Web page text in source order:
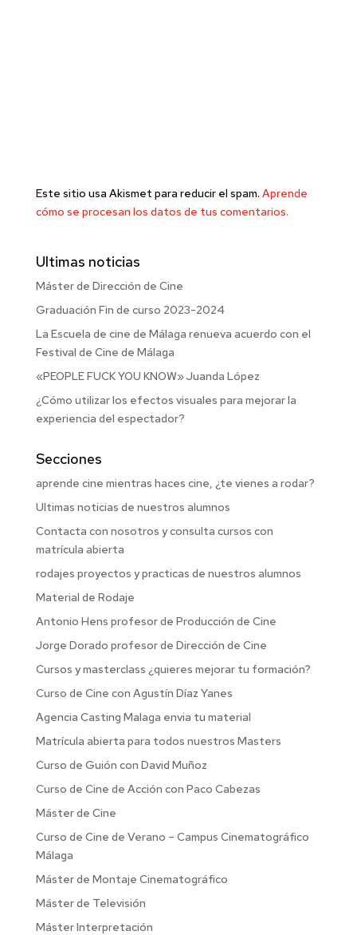
Este sitio usa Akismet para reducir el spam. Aprende
cómo se procesan los datos de tus comentarios.
Ultimas noticias
Máster de Dirección de Cine
Graduación Fin de curso 2023-2024
La Escuela de cine de Málaga renueva acuerdo con el
Festival de Cine de Málaga
«PEOPLE FUCK YOU KNOW» Juanda López
¿Cómo utilizar los efectos visuales para mejorar la
experiencia del espectador?
Secciones
aprende cine mientras haces cine, ¿te vienes a rodar?
Ultimas noticias de nuestros alumnos
Contacta con nosotros y consulta cursos con
matrícula abierta
rodajes proyectos y practicas de nuestros alumnos
Material de Rodaje
Antonio Hens profesor de Producción de Cine
Jorge Dorado profesor de Dirección de Cine
Cursos y masterclass ¿quieres mejorar tu formación?
Curso de Cine con Agustín Díaz Yanes
Agencia Casting Malaga envia tu material
Matrícula abierta para todos nuestros Masters
Curso de Guión con David Muñoz
Curso de Cine de Acción con Paco Cabezas
Máster de Cine
Curso de Cine de Verano – Campus Cinematográfico
Málaga
Máster de Montaje Cinematográfico
Máster de Televisión
Máster Interpretación